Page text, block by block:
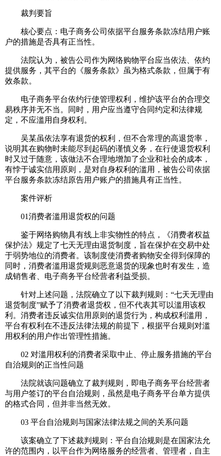
裁判要旨
核心要点：电子商务公司依据平台服务条款冻结用户账
户的措施是否具有正当性。
法院认为，被告公司作为网络购物平台应当依法、依约
提供服务，其平台的《服务条款》虽为格式条款，但属于有
效条款。
电子商务平台依约行使管理权利，维护该平台的合理交
易秩序并无不当。同时，用户应当遵守合同约定和法律规
定，不应滥用自身权利。
吴某虽依法享有退货的权利，但不合常理的高退货率，
说明其在购物时未能尽到起码的谨慎义务，在行使退货权利
时又过于随意，该做法不合理地增加了企业和社会的成本，
有悖于诚实信用原则，是对自身权利的滥用，被告公司依据
平台服务条款冻结原告用户账户的措施具有正当性。
案件评析
01消费者滥用退货权的问题
鉴于网络购物具有线上非实物性的特点，《消费者权益
保护法》规定了七天无理由退货制度，旨在保护在交易中处
于弱势地位的消费者。该制度使消费者购物安全得到保障的
同时，消费者滥用退货规则恶意退货的现象也时有发生，造
成销售者、电子商务平台经营者利益受损。
针对上述问题，法院确立了以下裁判规则：“七天无理由
退货制度”赋予了消费者退货权，但不代表其可以滥用该权
利。消费者违反诚实信用原则的退货行为，构成权利滥用，
平台有权利在不违反法律法规的前提下，根据平台规则对滥
用权利的用户作出管理性措施。
02 对滥用权利的消费者采取中止、停止服务措施的平台
自治规则的正当性问题
法院就该问题确立了裁判规则，即电子商务平台经营者
与用户签订的平台自治规则，虽然是电子商务平台单方提供
的格式合同，但并非当然无效。
03 平台自治规则与国家法律法规之间的关系问题
该案确立了下述裁判规则：平台自治规则是在国家法允
许的范围内，以平台作为网络服务的经营者、管理者，自主